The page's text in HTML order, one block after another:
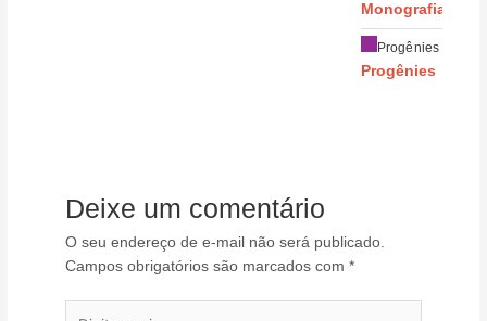
Monografias
Progênies
Progênies
Deixe um comentário
O seu endereço de e-mail não será publicado.
Campos obrigatórios são marcados com*